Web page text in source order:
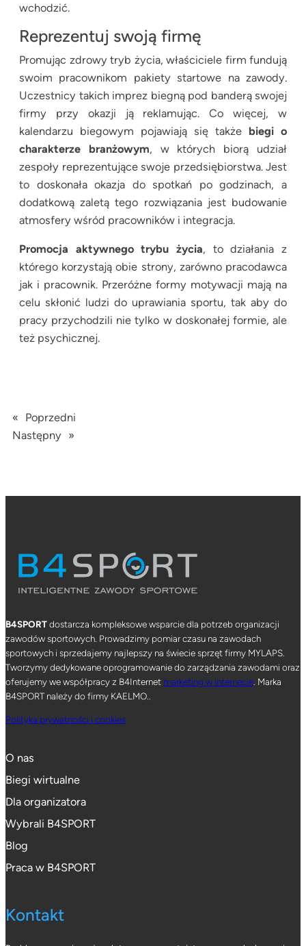
wchodzić.
Reprezentuj swoją firmę
Promując zdrowy tryb życia, właściciele firm fundują
swoim pracownikom pakiety startowe na zawody.
Uczestnicy takich imprez biegną pod banderą swojej
firmy przy okazji ją reklamując. Co więcej, w
kalendarzu biegowym pojawiają się także biegi o
charakterze branżowym, w których biorą udział
zespoły reprezentujące swoje przedsiębiorstwa. Jest
to doskonała okazja do spotkań po godzinach, a
dodatkową zaletą tego rozwiązania jest budowanie
atmosfery wśród pracowników i integracja.
Promocja aktywnego trybu życia, to działania z
którego korzystają obie strony, zarówno pracodawca
jak i pracownik. Przeróżne formy motywacji mają na
celu skłonić ludzi do uprawiania sportu, tak aby do
pracy przychodzili nie tylko w doskonałej formie, ale
też psychicznej.
«
Poprzedni
Następny »
B4SPORTdostarcza kompleksowe wsparcie dla potrzeb organizacji
zawodów sportowych. Prowadzimy pomiar czasu na zawodach
sportowych i sprzedajemy najlepszy na świecie sprzęt firmy MYLAPS.
Tworzymy dedykowane oprogramowanie do zarządzania zawodami oraz
oferujemy we współpracy z B4Internet marketing w internecie . Marka
B4SPORT należy do firmy KAELMO..
Polityka prywatności i cookies
O nas
Biegi wirtualne
Dla organizatora
Wybrali B4SPORT
Blog
Praca w B4SPORT
Kontakt